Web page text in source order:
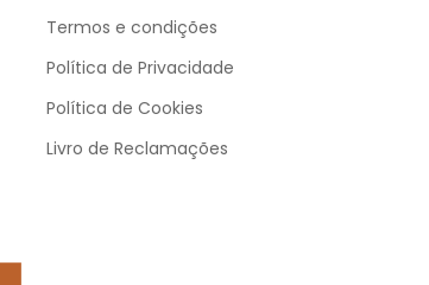
Termos e condições
Política de Privacidade
Política de Cookies
Livro de Reclamações